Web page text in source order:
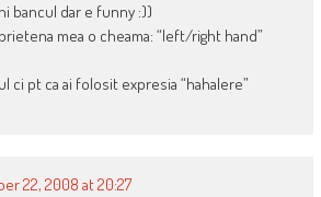
bancul dar e funny :))
mea o cheama: “left/right hand”
ci pt ca ai folosit expresia “hahalere”
22, 2008 at 20:27